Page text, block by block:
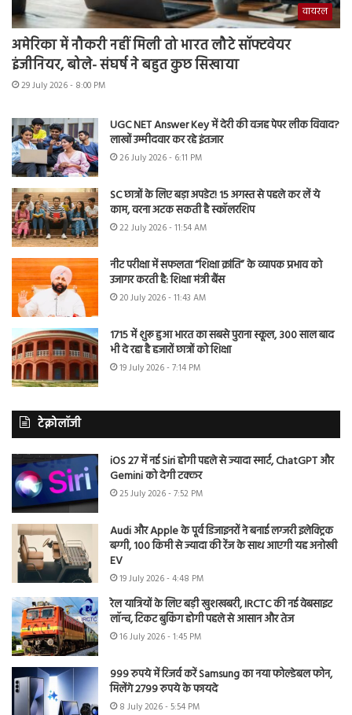
वायरल
अमेरिका में नौकरी नहीं मिली तो भारत लौटे सॉफ्टवेयर
इंजीनियर, बोले- संघर्ष ने बहुत कुछ सिखाया
29 July 2026 - 8:00 PM
UGC NET Answer Key में देरी की वजह पेपर लीक विवाद?
लाखों उम्मीदवार कर रहे इंतजार
26 July 2026 - 6:11 PM
SC छात्रों के लिए बड़ा अपडेट! 15 अगस्त से पहले कर लें ये
काम, वरना अटक सकती है स्कॉलरशिप
22 July 2026 - 11:54 AM
नीट परीक्षा में सफलता “शिक्षा क्रांति” के व्यापक प्रभाव को
उजागर करती है: शिक्षा मंत्री बैंस
20 July 2026 - 11:43 AM
1715 में शुरू हुआ भारत का सबसे पुराना स्कूल, 300 साल बाद
भी दे रहा है हजारों छात्रों को शिक्षा
19 July 2026 - 7:14 PM
टेक्नोलॉजी
iOS 27 में नई Siri होगी पहले से ज्यादा स्मार्ट, ChatGPT और
Gemini को देगी टक्कर
25 July 2026 - 7:52 PM
Audi और Apple के पूर्व डिजाइनरों ने बनाई लग्जरी इलेक्ट्रिक
बग्गी, 100 किमी से ज्यादा की रेंज के साथ आएगी यह अनोखी
EV
19 July 2026 - 4:48 PM
रेल यात्रियों के लिए बड़ी खुशखबरी, IRCTC की नई वेबसाइट
लॉन्च, टिकट बुकिंग होगी पहले से आसान और तेज
16 July 2026 - 1:45 PM
999 रुपये में रिजर्व करें Samsung का नया फोल्डेबल फोन,
मिलेंगे 2799 रुपये के फायदे
8 July 2026 - 5:54 PM